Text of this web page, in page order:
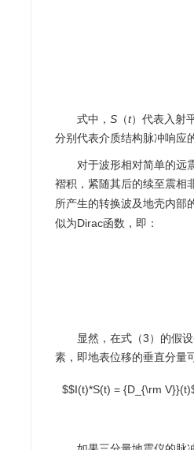
式中， S （t）代表入射
分别代表介质结构脉冲响应
对于波形相对简单的远
褶积，紧随其后的续至震相
所产生的转换波及地壳内部
似为Dirac函数，即：
显然，在式（3）的假
素，即地表位移的垂直分量
$$I(t)*S(t) = {D_{\rm